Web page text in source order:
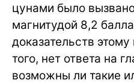
цунами было
магнитудой 8,2
доказательств
того, нет ответа на
возможны ли такие